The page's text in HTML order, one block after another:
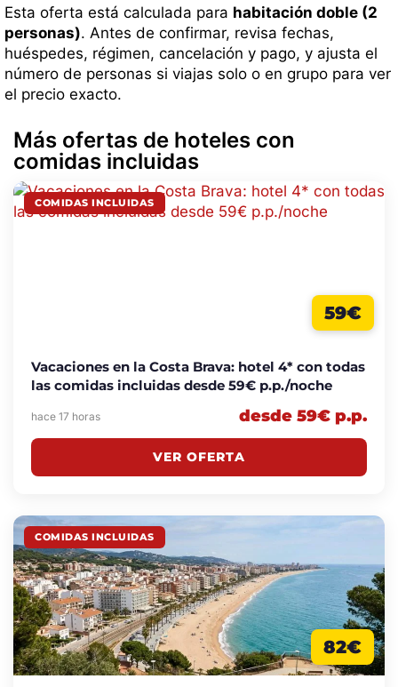
Esta oferta está calculada para habitación doble (2
personas). Antes de confirmar, revisa fechas,
huéspedes, régimen, cancelación y pago, y ajusta el
número de personas si viajas solo o en grupo para ver
el precio exacto.
Más ofertas de hoteles con
comidas incluidas
COMIDAS INCLUIDAS
59€
Vacaciones en la Costa Brava: hotel 4* con todas
las comidas incluidas desde 59€ p.p./noche
hace 17 horas desde 59€ p.p.
VER OFERTA
COMIDAS INCLUIDAS
82€